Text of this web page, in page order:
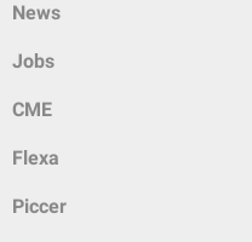
News
Jobs
CME
Flexa
Piccer